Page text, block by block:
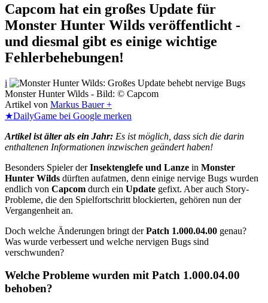
Capcom hat ein großes Update für
Monster Hunter Wilds veröffentlicht -
und diesmal gibt es einige wichtige
Fehlerbehebungen!
i
Monster Hunter Wilds - Bild: © Capcom
Artikel von Markus Bauer +
★DailyGame bei Google merken
Artikel ist älter als ein Jahr: Es ist möglich, dass sich die darin
enthaltenen Informationen inzwischen geändert haben!
Besonders Spieler derInsektenglefe und Lanze in Monster
Hunter Wilds dürften aufatmen, denn einige nervige Bugs wurden
endlich von Capcom durch ein Update gefixt. Aber auch Story-
Probleme, die den Spielfortschritt blockierten, gehören nun der
Vergangenheit an.
Doch welche Änderungen bringt derPatch 1.000.04.00 genau?
Was wurde verbessert und welche nervigen Bugs sind
verschwunden?
Welche Probleme wurden mit Patch 1.000.04.00
behoben?